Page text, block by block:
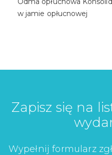
w jamie opłucnowej
Zapisz się na
Wypełnij formularz